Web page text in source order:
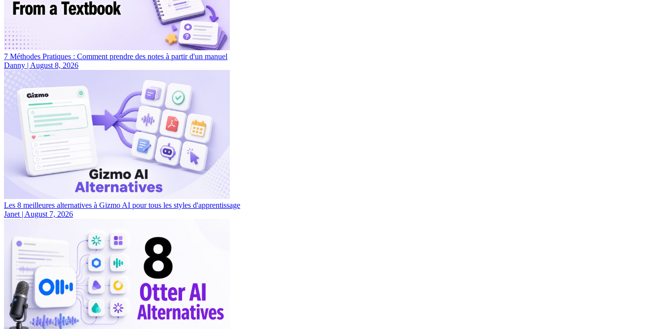
7 Méthodes Pratiques : Comment prendre des notes à partir d'un manuel
Danny | August 8, 2026
Les 8 meilleures alternatives à Gizmo AI pour tous les styles d'apprentissage
Janet | August 7, 2026